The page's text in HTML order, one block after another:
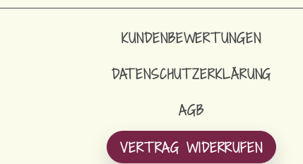
KUNDENBEWERTUNGEN
DATENSCHUTZERKLÄRUNG
AGB
VERTRAG WIDERRUFEN